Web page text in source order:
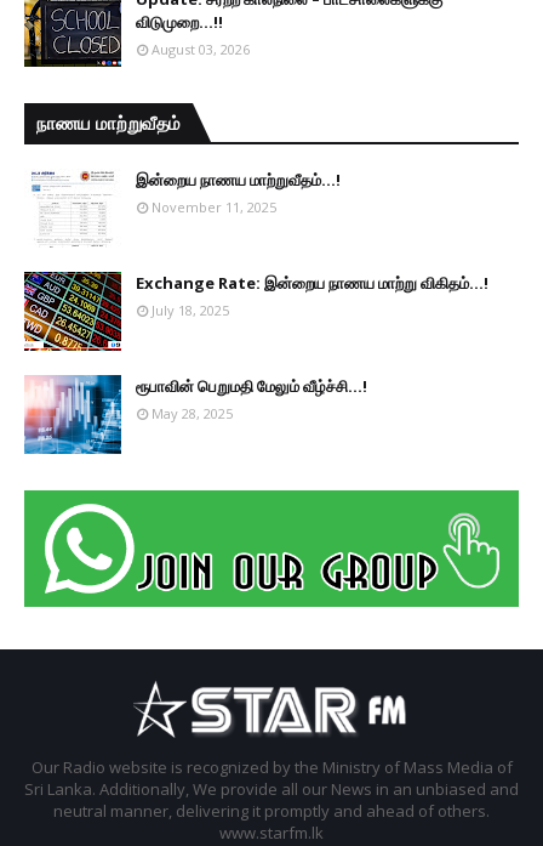
விடுமுறை...!!
August 03, 2026
நாணய மாற்றுவீதம்
இன்றைய நாணய மாற்றுவீதம்...!
November 11, 2025
Exchange Rate: இன்றைய நாணய மாற்று விகிதம்...!
July 18, 2025
ரூபாவின் பெறுமதி மேலும் வீழ்ச்சி...!
May 28, 2025
Our Radio website is recognized by the Ministry of Mass Media of
Sri Lanka. Additionally, We provide all our News in an unbiased and
neutral manner, delivering it promptly and ahead of others.
www.starfm.lk